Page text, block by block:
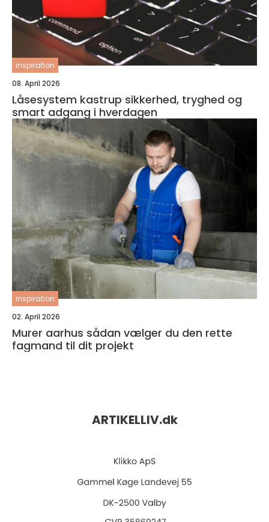
inspiration
08. April 2026
Låsesystem kastrup sikkerhed, tryghed og
smart adgang i hverdagen
inspiration
02. April 2026
Murer aarhus sådan vælger du den rette
fagmand til dit projekt
ARTIKELLIV.dk